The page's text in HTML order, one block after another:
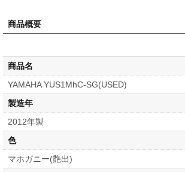
商品概要
商品名
YAMAHA YUS1MhC-SG(USED)
製造年
2012年製
色
マホガニー(艶出)